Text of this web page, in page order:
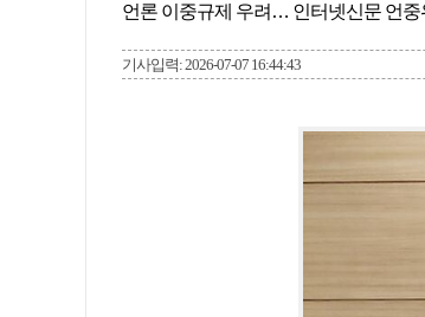
언론 이중규제 우려… 인터넷신문 언중
기사입력: 2026-07-07 16:44:43